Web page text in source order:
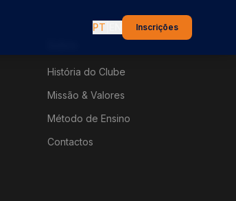
PT Inscrições
História do Clube
Missão & Valores
Método de Ensino
Contactos